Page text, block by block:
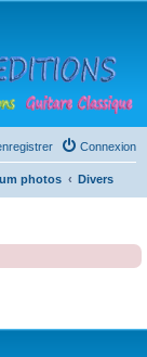
Connexion
photos Divers